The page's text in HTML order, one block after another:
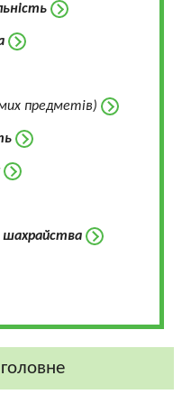
предметів)
шахрайства